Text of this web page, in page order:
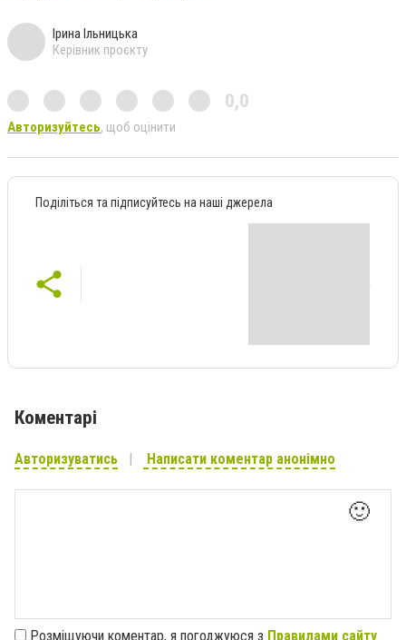
Ірина Ільницька
Керівник проєкту
0,0
Авторизуйтесь, щоб оцінити
Поділіться та підписуйтесь на наші джерела
Коментарі
Авторизуватись Написати коментар анонімно
🙂
Розміщуючи коментар, я погоджуюся з Правилами сайту